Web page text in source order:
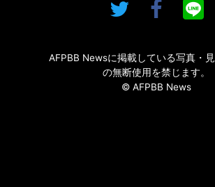
AFPBB Newsに掲載している写真・
の無断使用を禁じます。
© AFPBB News